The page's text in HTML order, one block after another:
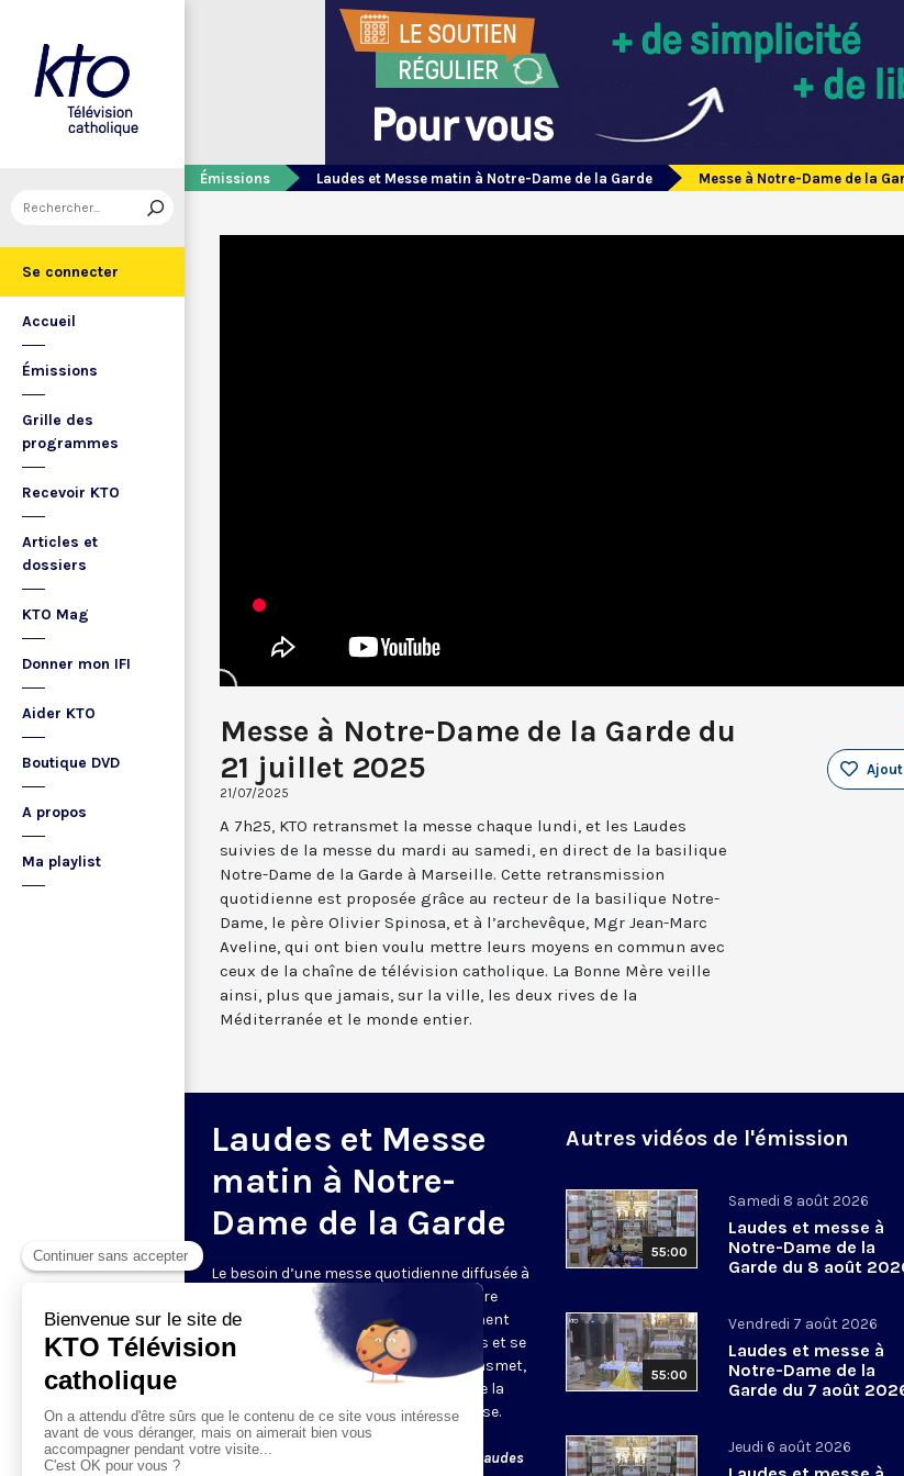
Se connecter
Accueil
Émissions
Grille des
programmes
Recevoir KTO
Articles et
dossiers
KTO Mag
Donner mon IFI
Aider KTO
Boutique DVD
A propos
Ma playlist
Émissions Laudes et Messe matin à Notre-Dame de la Garde Messe à Notre-Dame de la
Messe à Notre-Dame de la Garde du
21 juillet 2025
21/07/2025
A 7h25, KTO retransmet la messe chaque lundi, et les Laudes
suivies de la messe du mardi au samedi, en direct de la basilique
Notre-Dame de la Garde à Marseille. Cette retransmission
quotidienne est proposée grâce au recteur de la basilique Notre-
Dame, le père Olivier Spinosa, et à l’archevêque, Mgr Jean-Marc
Aveline, qui ont bien voulu mettre leurs moyens en commun avec
ceux de la chaîne de télévision catholique. La Bonne Mère veille
ainsi, plus que jamais, sur la ville, les deux rives de la
Méditerranée et le monde entier.
Laudes et Messe
matin à Notre-
Dame de la Garde
Le besoin d’une messe quotidienne diffusée à
la télévision a été exprimé d’une manière
encore plus forte pendant le confinement
dans de nombreux pays francophones et se
maintient depuis la reprise. KTO retransmet,
en direct de la basilique Notre-Dame de la
Garde, à Marseille, les laudes et la messe.
Le lundi à 7h25, la messe
Du mardi au samedi à 7h25, messe avec laudes
Autres vidéos de l'émission
55:00
Samedi 8 août 2026
Laudes et messe à
Notre-Dame de la
Garde du 8 août
55:00
Vendredi 7 août 2026
Laudes et messe à
Notre-Dame de la
Garde du 7 août
Jeudi 6 août 2026